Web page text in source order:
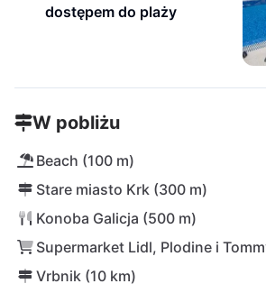
dostępem do plaży
W pobliżu
Beach (100 m)
Stare miasto Krk (300 m)
Konoba Galicja (500 m)
Supermarket Lidl, Plodine i
Vrbnik (10 km)